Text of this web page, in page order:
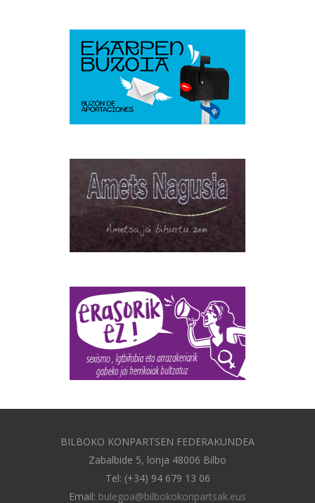
BILBOKO KONPARTSEN FEDERAKUNDEA
Zabalbide 5, lonja 48006 Bilbo
Tel: (+34) 94 679 13 06
Email: bulegoa@bilbokokonpartsak.eus